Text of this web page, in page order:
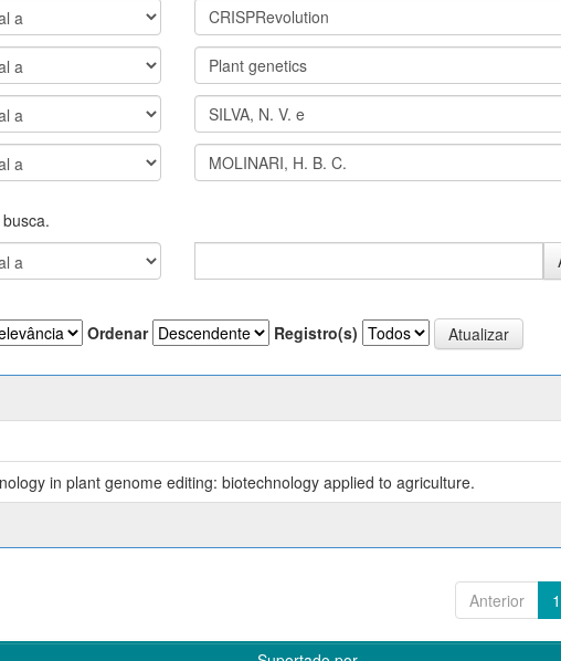
Ordenar Registro(s)
in plant genome editing: biotechnology applied to agriculture.
Anterior 1